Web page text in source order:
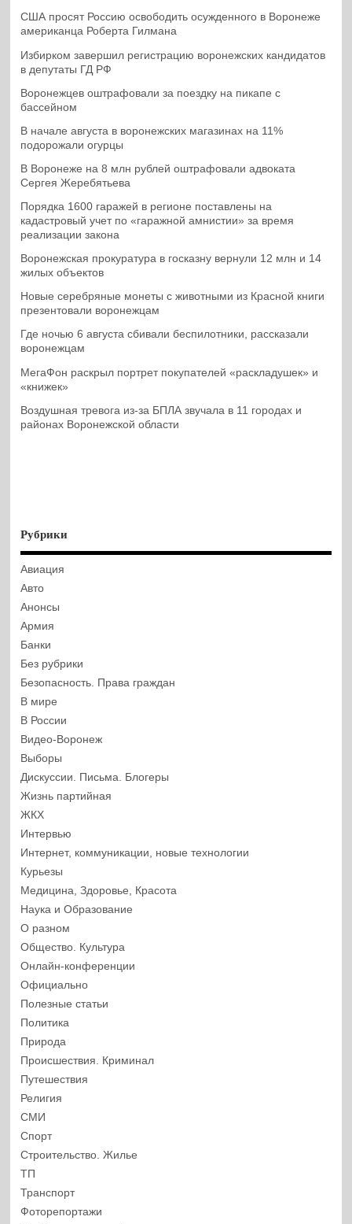
США просят Россию освободить осужденного в Воронеже
американца Роберта Гилмана
Избирком завершил регистрацию воронежских кандидатов
в депутаты ГД РФ
Воронежцев оштрафовали за поездку на пикапе с
бассейном
В начале августа в воронежских магазинах на 11%
подорожали огурцы
В Воронеже на 8 млн рублей оштрафовали адвоката
Сергея Жеребятьева
Порядка 1600 гаражей в регионе поставлены на
кадастровый учет по «гаражной амнистии» за время
реализации закона
Воронежская прокуратура в госказну вернули 12 млн и 14
жилых объектов
Новые серебряные монеты с животными из Красной книги
презентовали воронежцам
Где ночью 6 августа сбивали беспилотники, рассказали
воронежцам
МегаФон раскрыл портрет покупателей «раскладушек» и
«книжек»
Воздушная тревога из-за БПЛА звучала в 11 городах и
районах Воронежской области
Рубрики
Авиация
Авто
Анонсы
Армия
Банки
Без рубрики
Безопасность. Права граждан
В мире
В России
Видео-Воронеж
Выборы
Дискуссии. Письма. Блогеры
Жизнь партийная
ЖКХ
Интервью
Интернет, коммуникации, новые технологии
Курьезы
Медицина, Здоровье, Красота
Наука и Образование
О разном
Общество. Культура
Онлайн-конференции
Официально
Полезные статьи
Политика
Природа
Происшествия. Криминал
Путешествия
Религия
СМИ
Спорт
Строительство. Жилье
ТП
Транспорт
Фоторепортажи